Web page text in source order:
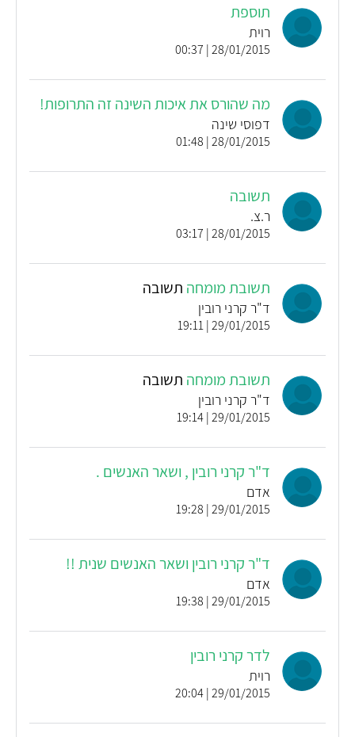
תוספת
רוית
28/01/2015 | 00:37
מה שהורס את איכות השינה זה התרופות!
דפוסי שינה
28/01/2015 | 01:48
תשובה
ר.צ.
28/01/2015 | 03:17
תשובת מומחה תשובה
ד"ר קרני רובין
29/01/2015 | 19:11
תשובת מומחה תשובה
ד"ר קרני רובין
29/01/2015 | 19:14
ד"ר קרני רובין , ושאר האנשים .
אדם
29/01/2015 | 19:28
ד"ר קרני רובין ושאר האנשים שנית !!
אדם
29/01/2015 | 19:38
לדר קרני רובין
רוית
29/01/2015 | 20:04